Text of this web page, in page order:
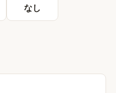
なし